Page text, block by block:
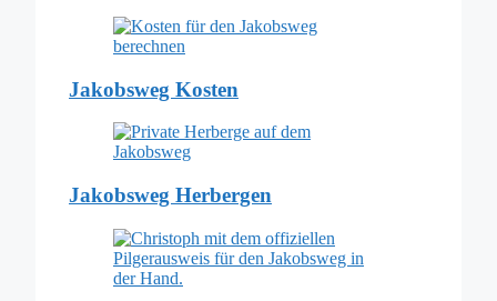
Jakobsweg Kosten
Jakobsweg Herbergen